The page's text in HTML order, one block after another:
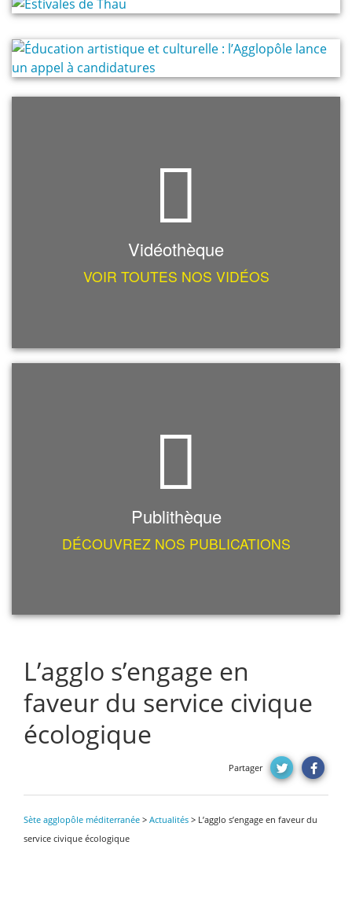
Vidéothèque
VOIR TOUTES NOS VIDÉOS
Publithèque
DÉCOUVREZ NOS PUBLICATIONS
L’agglo s’engage en
faveur du service civique
écologique
Partager
Sète agglopôle méditerranée > Actualités > L’agglo s’engage en faveur du
service civique écologique